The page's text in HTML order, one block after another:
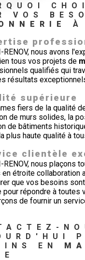
VOS
À
RENOV, nous avons
tous vos projets de
qualifiés qui
résultats
supérieure
fiers de la qualité
de murs solides, la
de bâtiments
plus haute qualité à
clientèle
RENOV, nous plaçons
étroite collaboration
que vos besoins
pour répondre à toutes
de fournir un
EN